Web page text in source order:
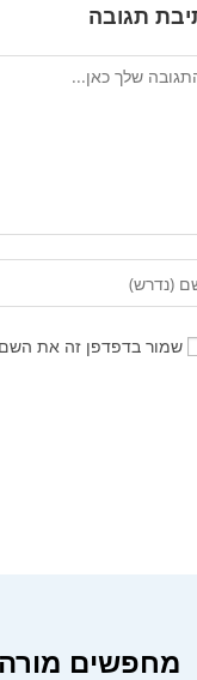
תגובה
שמור בדפדפן זה את
מחפשים מורה